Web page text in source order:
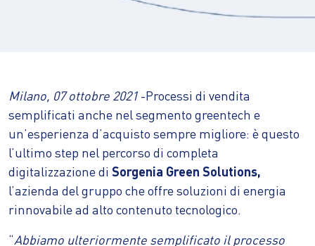
Milano, 07 ottobre 2021 -Processi di vendita
semplificati anche nel segmento greentech e
un’esperienza d’acquisto sempre migliore: è questo
l’ultimo step nel percorso di completa
digitalizzazione di Sorgenia Green Solutions,
l’azienda del gruppo che offre soluzioni di energia
rinnovabile ad alto contenuto tecnologico.
“Abbiamo ulteriormente semplificato il processo